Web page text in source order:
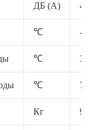
ДБ (А) 42
℃ -5
℃ 38
℃ 75
Кг 95